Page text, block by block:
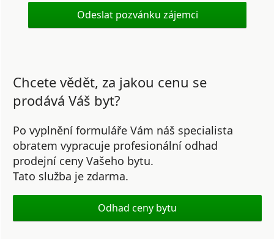
Chcete vědět, za jakou cenu se
prodává Váš byt?
Po vyplnění formuláře Vám náš specialista
obratem vypracuje profesionální odhad
prodejní ceny Vašeho bytu.
Tato služba je zdarma.
Odhad ceny bytu